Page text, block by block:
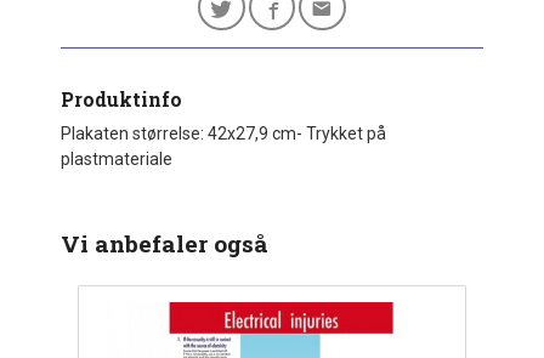
Produktinfo
Plakaten størrelse: 42x27,9 cm- Trykket på
plastmateriale
Vi anbefaler også